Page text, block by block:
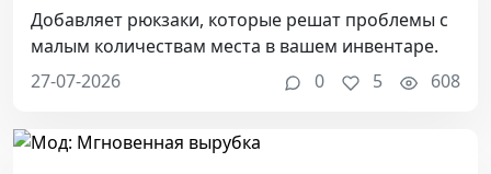
Добавляет рюкзаки, которые решат проблемы с
малым количествам места в вашем инвентаре.
27-07-2026
0 5 608